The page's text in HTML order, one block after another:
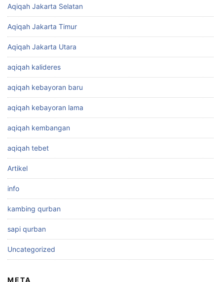
Aqiqah Jakarta Selatan
Aqiqah Jakarta Timur
Aqiqah Jakarta Utara
aqiqah kalideres
aqiqah kebayoran baru
aqiqah kebayoran lama
aqiqah kembangan
aqiqah tebet
Artikel
info
kambing qurban
sapi qurban
Uncategorized
META